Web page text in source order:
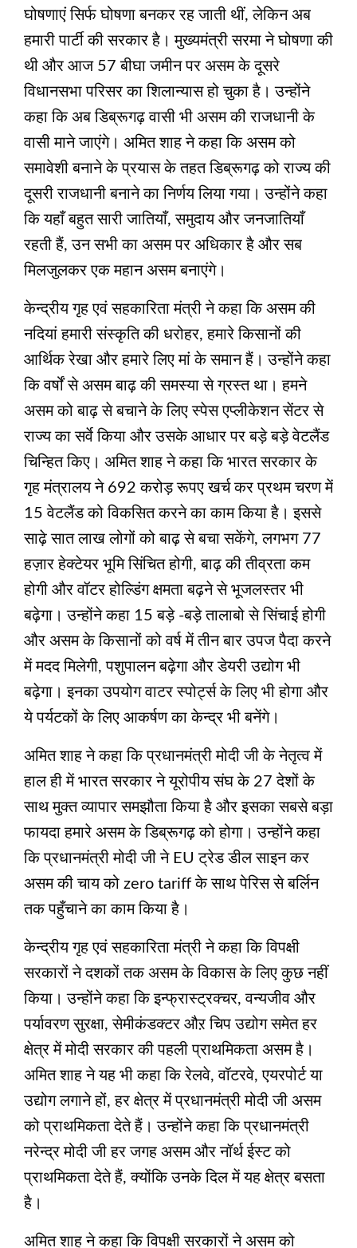
घोषणाएं सिर्फ घोषणा बनकर रह जाती थीं, लेकिन अब
हमारी पार्टी की सरकार है। मुख्यमंत्री सरमा ने घोषणा की
थी और आज 57 बीघा जमीन पर असम के दूसरे
विधानसभा परिसर का शिलान्यास हो चुका है। उन्होंने
कहा कि अब डिब्रूगढ़ वासी भी असम की राजधानी के
वासी माने जाएंगे। अमित शाह ने कहा कि असम को
समावेशी बनाने के प्रयास के तहत डिब्रूगढ़ को राज्य की
दूसरी राजधानी बनाने का निर्णय लिया गया। उन्होंने कहा
कि यहाँ बहुत सारी जातियाँ, समुदाय और जनजातियाँ
रहती हैं, उन सभी का असम पर अधिकार है और सब
मिलजुलकर एक महान असम बनाएंगे।
केन्द्रीय गृह एवं सहकारिता मंत्री ने कहा कि असम की
नदियां हमारी संस्कृति की धरोहर, हमारे किसानों की
आर्थिक रेखा और हमारे लिए मां के समान हैं। उन्होंने कहा
कि वर्षों से असम बाढ़ की समस्या से ग्रस्त था। हमने
असम को बाढ़ से बचाने के लिए स्पेस एप्लीकेशन सेंटर से
राज्य का सर्वे किया और उसके आधार पर बड़े बड़े वेटलैंड
चिन्हित किए। अमित शाह ने कहा कि भारत सरकार के
गृह मंत्रालय ने 692 करोड़ रूपए खर्च कर प्रथम चरण में
15 वेटलैंड को विकसित करने का काम किया है। इससे
साढ़े सात लाख लोगों को बाढ़ से बचा सकेंगे, लगभग 77
हज़ार हेक्टेयर भूमि सिंचित होगी, बाढ़ की तीव्रता कम
होगी और वॉटर होल्डिंग क्षमता बढ़ने से भूजलस्तर भी
बढ़ेगा। उन्होंने कहा 15 बड़े -बड़े तालाबो से सिंचाई होगी
और असम के किसानों को वर्ष में तीन बार उपज पैदा करने
में मदद मिलेगी, पशुपालन बढ़ेगा और डेयरी उद्योग भी
बढ़ेगा। इनका उपयोग वाटर स्पोर्ट्स के लिए भी होगा और
ये पर्यटकों के लिए आकर्षण का केन्द्र भी बनेंगे।
अमित शाह ने कहा कि प्रधानमंत्री मोदी जी के नेतृत्व में
हाल ही में भारत सरकार ने यूरोपीय संघ के 27 देशों के
साथ मुक्त व्यापार समझौता किया है और इसका सबसे बड़ा
फायदा हमारे असम के डिब्रूगढ़ को होगा। उन्होंने कहा
कि प्रधानमंत्री मोदी जी ने EU ट्रेड डील साइन कर
असम की चाय को zero tariff के साथ पेरिस से बर्लिन
तक पहुँचाने का काम किया है।
केन्द्रीय गृह एवं सहकारिता मंत्री ने कहा कि विपक्षी
सरकारों ने दशकों तक असम के विकास के लिए कुछ नहीं
किया। उन्होंने कहा कि इन्फ्रास्ट्रक्चर, वन्यजीव और
पर्यावरण सुरक्षा, सेमीकंडक्टर औऱ चिप उद्योग समेत हर
क्षेत्र में मोदी सरकार की पहली प्राथमिकता असम है।
अमित शाह ने यह भी कहा कि रेलवे, वॉटरवे, एयरपोर्ट या
उद्योग लगाने हों, हर क्षेत्र में प्रधानमंत्री मोदी जी असम
को प्राथमिकता देते हैं। उन्होंने कहा कि प्रधानमंत्री
नरेन्द्र मोदी जी हर जगह असम और नॉर्थ ईस्ट को
प्राथमिकता देते हैं, क्योंकि उनके दिल में यह क्षेत्र बसता
है।
अमित शाह ने कहा कि विपक्षी सरकारों ने असम को